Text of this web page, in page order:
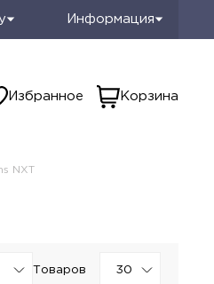
Информация
Избранное Корзина
NXT
Товаров